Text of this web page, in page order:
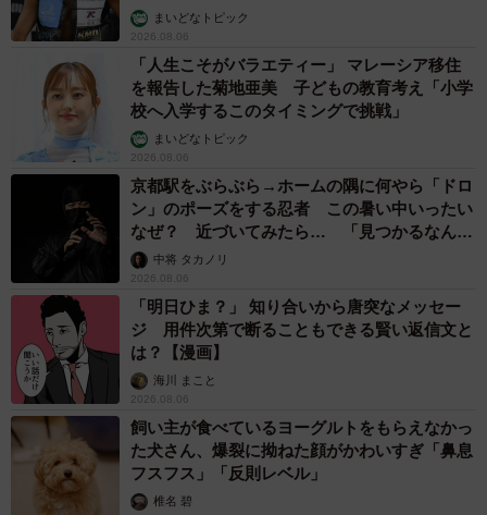
まいどなトピック
2026.08.06
「人生こそがバラエティー」 マレーシア移住
を報告した菊地亜美 子どもの教育考え「小学
校へ入学するこのタイミングで挑戦」
まいどなトピック
2026.08.06
京都駅をぶらぶら→ホームの隅に何やら「ドロ
ン」のポーズをする忍者 この暑い中いったい
なぜ？ 近づいてみたら… 「見つかるなんて
未熟」中将 タカノリ
2026.08.06
「明日ひま？」 知り合いから唐突なメッセー
ジ 用件次第で断ることもできる賢い返信文と
は？【漫画】
海川 まこと
2026.08.06
飼い主が食べているヨーグルトをもらえなかっ
た犬さん、爆裂に拗ねた顔がかわいすぎ「鼻息
フスフス」「反則レベル」
椎名 碧